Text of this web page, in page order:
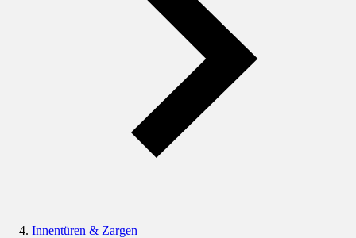
Innentüren & Zargen